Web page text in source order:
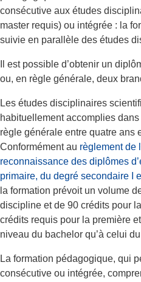
consécutive aux études
master requis) ou intégrée : la
suivie en parallèle des études
Il est possible d’obtenir un
ou, en règle générale, deux
Les études disciplinaires
habituellement accomplies
règle générale entre quatre ans
Conformément au règlement de
reconnaissance des diplômes
primaire, du degré secondaire I
la formation prévoit un volume
discipline et de 90 crédits pour
crédits requis pour la première
niveau du bachelor qu’à celui
La formation pédagogique, qui
consécutive ou intégrée,